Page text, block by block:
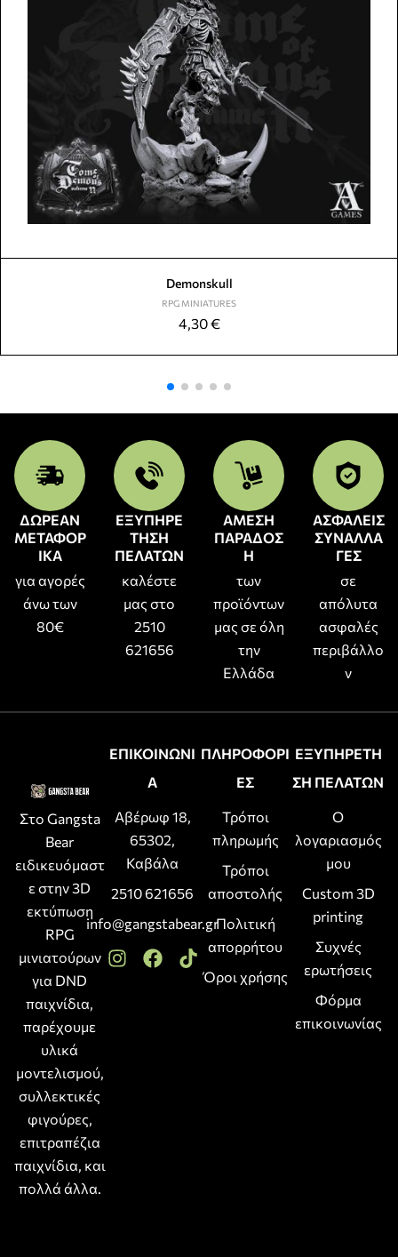
Demonskull
RPG MINIATURES
4,30€
ΔΩΡΕΑΝ
ΜΕΤΑΦΟΡ
ΙΚΑ
για αγορές
άνω των
80€
ΕΞΥΠΗΡΕ
ΤΗΣΗ
ΠΕΛΑΤΩΝ
καλέστε
μας στο
2510
621656
ΑΜΕΣΗ
ΠΑΡΑΔΟΣ
Η
των
προϊόντων
μας σε όλη
την
Ελλάδα
ΑΣΦΑΛΕΙΣ
ΣΥΝΑΛΛΑ
ΓΕΣ
σε
απόλυτα
ασφαλές
περιβάλλο
ν
Στο Gangsta
Bear
ειδικευόμαστ
ε στην 3D
εκτύπωση
RPG
μινιατούρων
για DND
παιχνίδια,
παρέχουμε
υλικά
μοντελισμού,
συλλεκτικές
φιγούρες,
επιτραπέζια
παιχνίδια, και
πολλά άλλα.
ΕΠΙΚΟΙΝΩΝΙ
Α
Αβέρωφ 18,
65302,
Καβάλα
2510 621656
info@gangstabear.gr
ΠΛΗΡΟΦΟΡΙ
ΕΣ
Τρόποι
πληρωμής
Τρόποι
αποστολής
Πολιτική
απορρήτου
Όροι χρήσης
ΕΞΥΠΗΡΕΤΗ
ΣΗ ΠΕΛΑΤΩΝ
Ο
λογαριασμός
μου
Custom 3D
printing
Συχνές
ερωτήσεις
Φόρμα
επικοινωνίας